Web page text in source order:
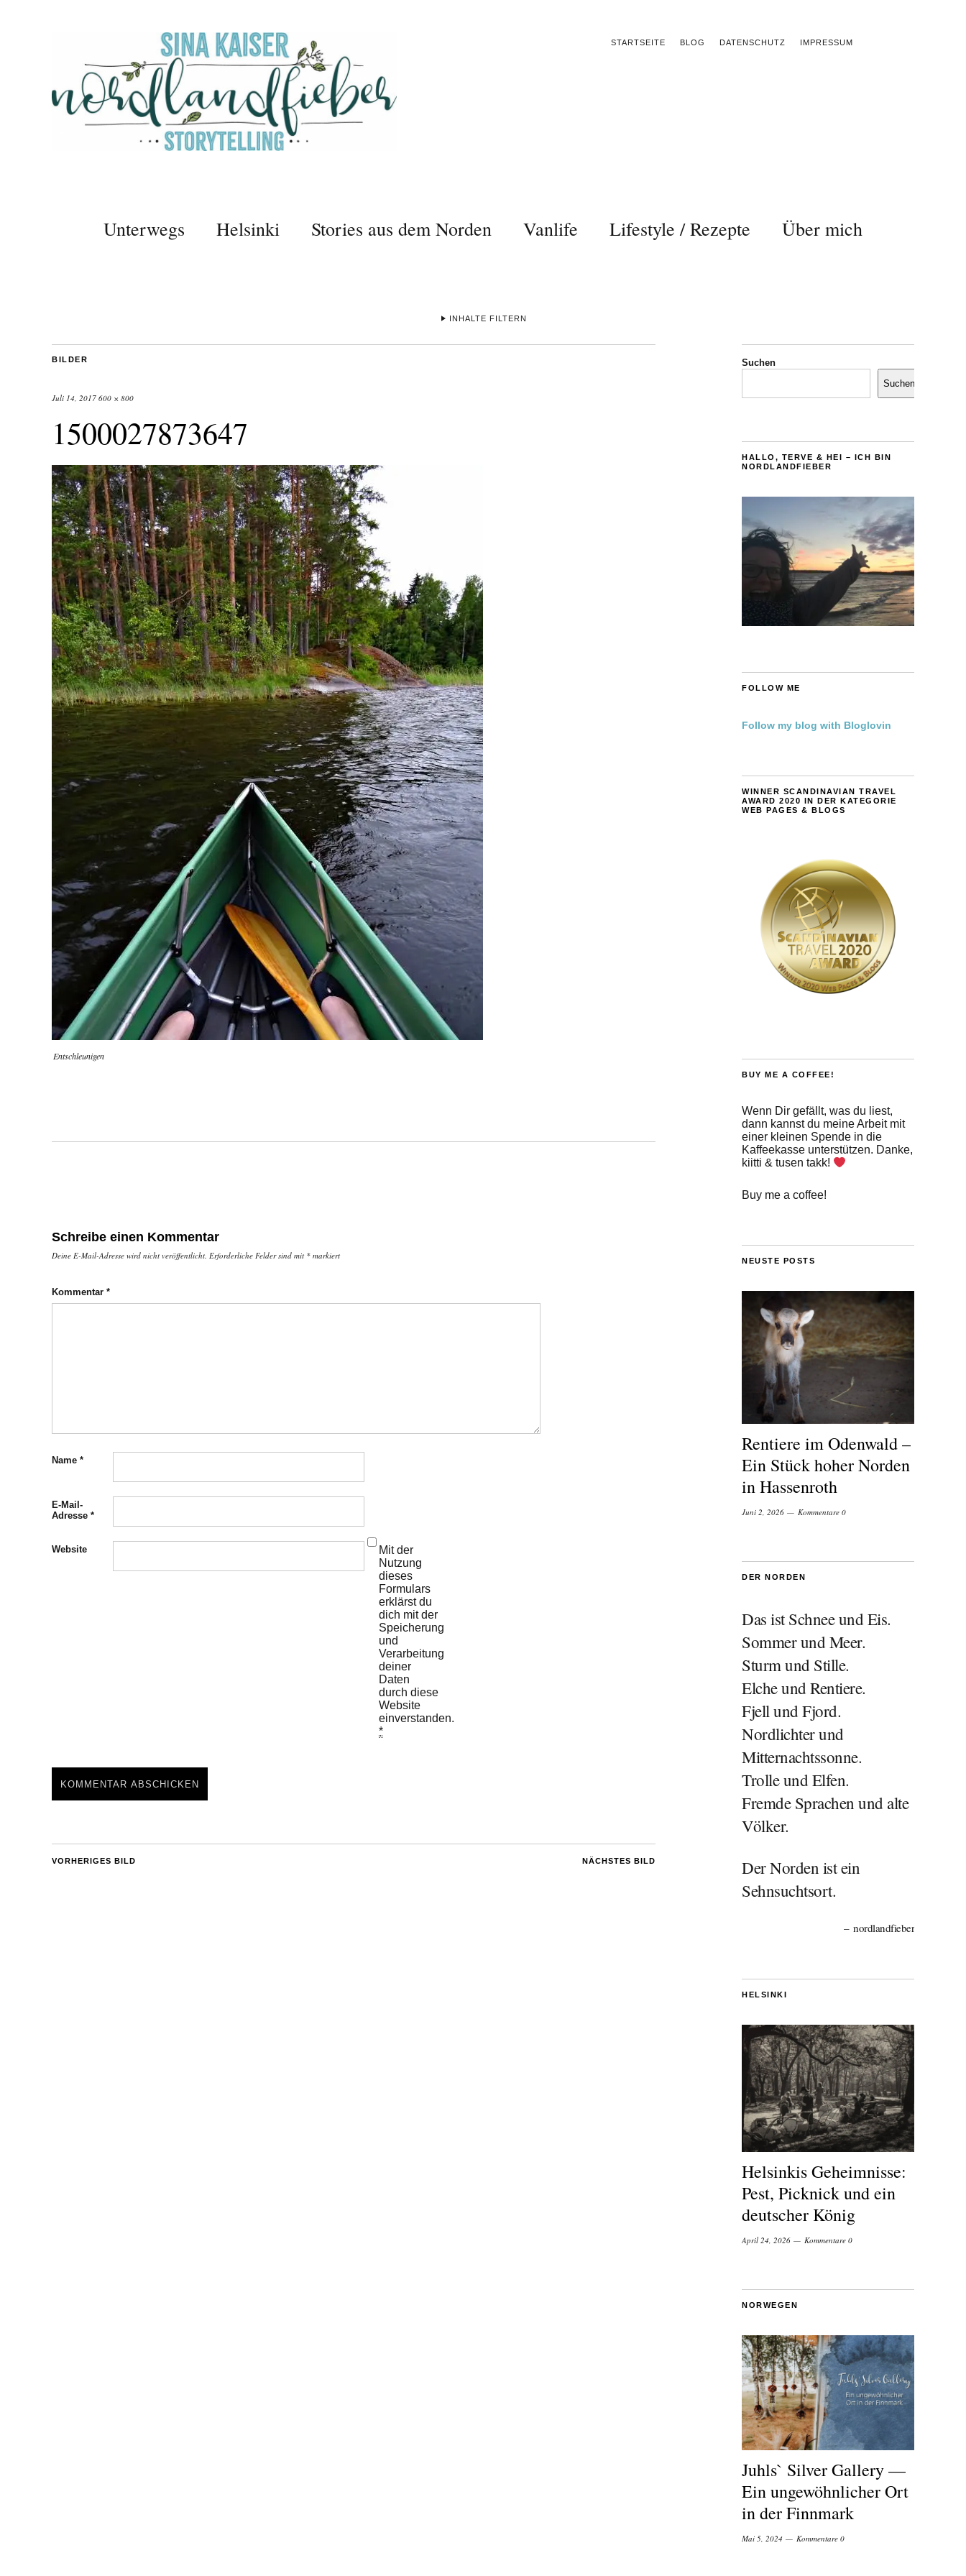
STARTSEITE BLOG DATENSCHUTZ IMPRESSUM
Unterwegs Helsinki Stories aus dem Norden Vanlife Lifestyle / Rezepte Über mich
INHALTE FILTERN
BILDER
Juli 14, 2017 600 × 800
1500027873647
Entschleunigen
Schreibe einen Kommentar
Deine E-Mail-Adresse wird nicht veröffentlicht. Erforderliche Felder sind mit * markiert
Kommentar *
Name *
E-Mail-
Adresse *
Website
Mit der
Nutzung
dieses
Formulars
erklärst du
dich mit der
Speicherung
und
Verarbeitung
deiner
Daten
durch diese
Website
einverstanden.
*
NÄCHSTES BILD
VORHERIGES BILD
Suchen
Suchen
HALLO, TERVE & HEI – ICH BIN
NORDLANDFIEBER
FOLLOW ME
Follow my blog with Bloglovin
WINNER SCANDINAVIAN TRAVEL
AWARD 2020 IN DER KATEGORIE
WEB PAGES & BLOGS
BUY ME A COFFEE!
Wenn Dir gefällt, was du liest,
dann kannst du meine Arbeit mit
einer kleinen Spende in die
Kaffeekasse unterstützen. Danke,
kiitti & tusen takk!
Buy me a coffee!
NEUSTE POSTS
Rentiere im Odenwald –
Ein Stück hoher Norden
in Hassenroth
Juni 2, 2026 Kommentare 0
DER NORDEN
Das ist Schnee und Eis.
Sommer und Meer.
Sturm und Stille.
Elche und Rentiere.
Fjell und Fjord.
Nordlichter und
Mitternachtssonne.
Trolle und Elfen.
Fremde Sprachen und alte
Völker.
Der Norden ist ein
Sehnsuchtsort.
nordlandfieber
HELSINKI
Helsinkis Geheimnisse:
Pest, Picknick und ein
deutscher König
April 24, 2026 Kommentare 0
NORWEGEN
Juhls` Silver Gallery —
Ein ungewöhnlicher Ort
in der Finnmark
Mai 5, 2024 Kommentare 0